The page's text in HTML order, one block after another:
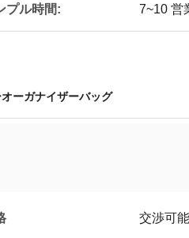
プル時間: 7~10 営
ーガナイザーバッグ
交渉可能